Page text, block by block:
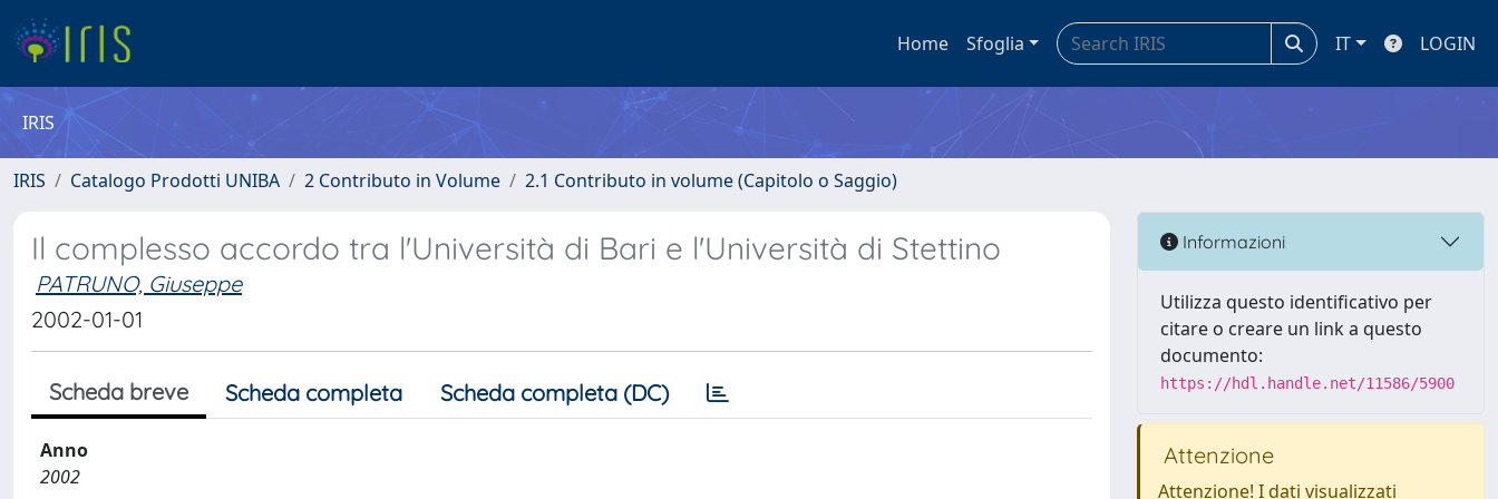
Home Sfoglia IT LOGIN
IRIS
IRIS Catalogo Prodotti UNIBA 2 Contributo in Volume 2.1 Contributo in volume (Capitolo o Saggio)
Il complesso accordo tra l'Università di Bari e l'Università di Stettino
PATRUNO, Giuseppe
2002-01-01
Scheda breve Scheda completa Scheda completa (DC)
Anno
2002
Informazioni
Utilizza questo identificativo per
citare o creare un link a questo
documento:
https://hdl.handle.net/11586/5900
Attenzione
Attenzione! I dati visualizzati